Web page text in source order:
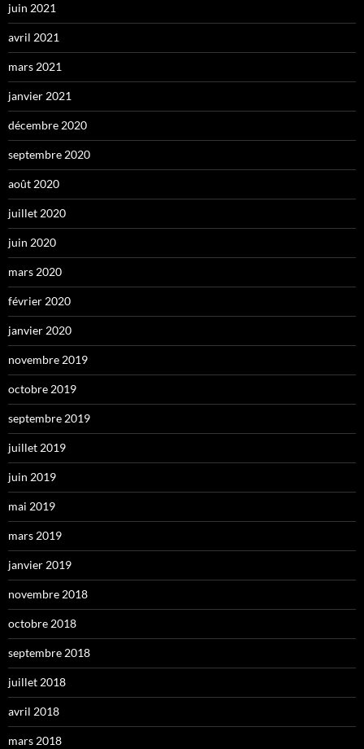
juin 2021
avril 2021
mars 2021
janvier 2021
décembre 2020
septembre 2020
août 2020
juillet 2020
juin 2020
mars 2020
février 2020
janvier 2020
novembre 2019
octobre 2019
septembre 2019
juillet 2019
juin 2019
mai 2019
mars 2019
janvier 2019
novembre 2018
octobre 2018
septembre 2018
juillet 2018
avril 2018
mars 2018